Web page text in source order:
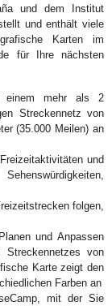
und dem Institut
und enthält viele
Karten im
für Ihre nächsten
einem mehr als 2
Streckennetz von
(35.000 Meilen) an
und
folgen,
und Anpassen
Streckennetzes von
Karte zeigt den
Farben an
mit der Sie